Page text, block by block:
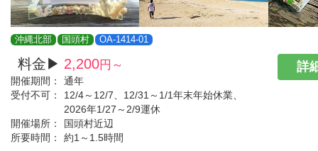
沖縄北部 国頭村 OA-1414-01
料金▶ 2,200円～
開催期間：
通年
受付不可：
12/4～12/7、12/31～1/1年末年始休業、
2026年1/27～2/9運休
開催場所：
国頭村近辺
所要時間：
約1～1.5時間
詳